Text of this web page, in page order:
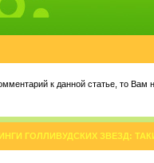
к данной статье, то Вам
ГОЛЛИВУДСКИХ ЗВЕЗД: